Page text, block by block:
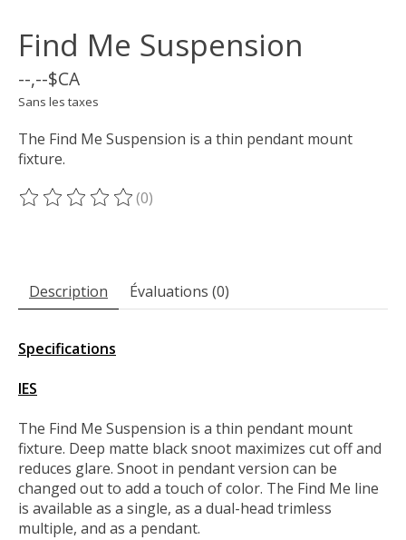
Find Me Suspension
--,--$CA
Sans les taxes
The Find Me Suspension is a thin pendant mount
fixture.
Ce produit est évalué à
(0)
Description Évaluations (0)
Specifications
IES
The Find Me Suspension is a thin pendant mount
fixture. Deep matte black snoot maximizes cut off and
reduces glare. Snoot in pendant version can be
changed out to add a touch of color. The Find Me line
is available as a single, as a dual-head trimless
multiple, and as a pendant.